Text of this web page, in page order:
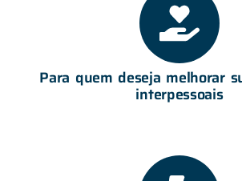
Para quem deseja melhorar
interpessoais